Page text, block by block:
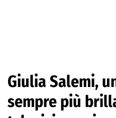
Giulia Salemi,
sempre più